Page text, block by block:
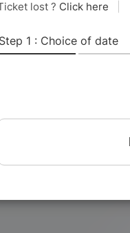
jouée à plus de mille
relations entre les
femmes, les
Dans l'esprit du
Panache, le spectacle
lieux, extérieurs ou